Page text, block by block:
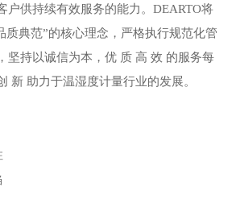
户供持续有效服务的能力。DEARTO将
质典范”的核心理念，严格执行规范化管
坚持以诚信为本，优 质 高 效 的服务每
新 助力于温湿度计量行业的发展。